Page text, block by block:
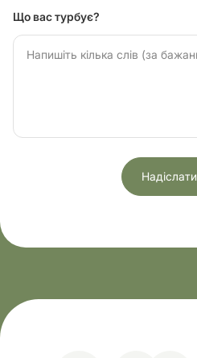
Що вас турбує?
Надіслати